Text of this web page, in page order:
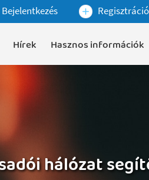
Bejelentkezés
Hírek Hasznos információk
hálózat